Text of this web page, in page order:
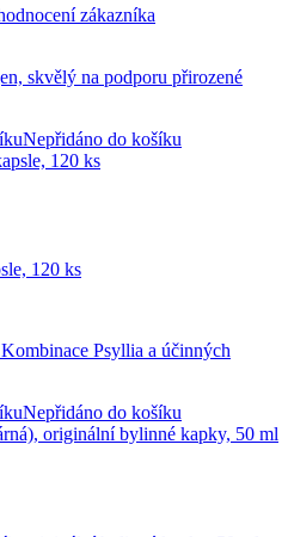
zákazníka
skvělý na podporu přirozené
Nepřidáno do košíku
120 ks
Psyllia a účinných
Nepřidáno do košíku